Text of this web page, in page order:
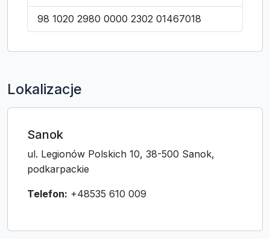
98 1020 2980 0000 2302 01467018
Lokalizacje
Sanok
ul. Legionów Polskich 10, 38-500 Sanok,
podkarpackie
Telefon: +48535 610 009